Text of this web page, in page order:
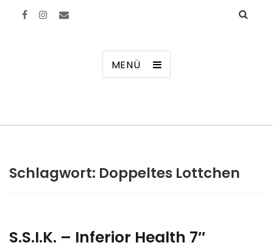
MENÜ
Schlagwort: Doppeltes Lottchen
S.S.I.K. – Inferior Health 7″